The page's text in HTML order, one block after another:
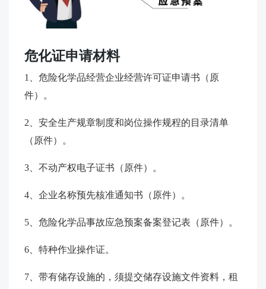
危化证申请材料
1、危险化学品经营企业经营许可证申请书（原
件）。
2、安全生产规章制度和岗位操作规程的目录清单
（原件）。
3、不动产权电子证书（原件）。
4、企业名称预先核准通知书（原件）。
5、危险化学品事故应急预案备案登记表（原件）。
6、特种作业操作证。
7、带有储存设施的，须提交储存设施文件资料，租